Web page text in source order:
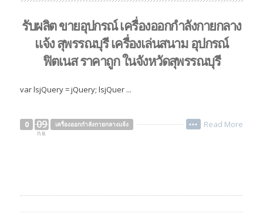
รับผลิต ขายอุปกรณ์ เครื่องออกกำลังกายกลาง
แจ้ง สุพรรณบุรี เครื่องเล่นสนาม อุปกรณ์
ฟิตเนส ราคาถูก ในจังหวัดสุพรรณบุรี
var lsjQuery = jQuery; lsjQuer ...
0 09
ก.ย.
เครื่องออกกำลังกายกลางแจ้ง Read More
•••